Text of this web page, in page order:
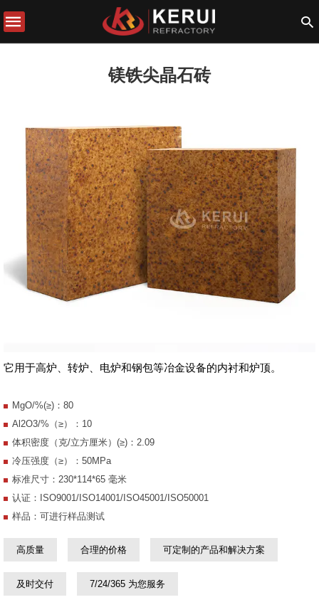
镁铁尖晶石砖
它用于高炉、转炉、电炉和钢包等冶金设备的内衬和炉顶。
MgO/%(≥)：80
Al2O3/%（≥）：10
体积密度（克/立方厘米）(≥)：2.09
冷压强度（≥）：50MPa
标准尺寸：230*114*65 毫米
认证：ISO9001/ISO14001/ISO45001/ISO50001
样品：可进行样品测试
高质量 合理的价格 可定制的产品和解决方案
及时交付 7/24/365 为您服务